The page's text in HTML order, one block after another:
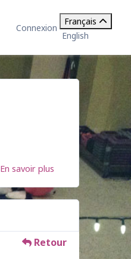
Connexion
Français
English
En savoir plus
Retour